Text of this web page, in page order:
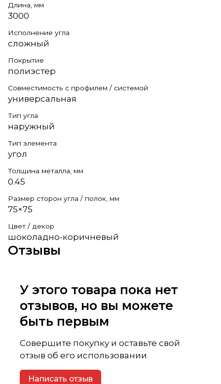
Длина, мм
3000
Исполнение угла
сложный
Покрытие
полиэстер
Совместимость с профилем / системой
универсальная
Тип угла
наружный
Тип элемента
угол
Толщина металла, мм
0.45
Размер сторон угла / полок, мм
75×75
Цвет / декор
шоколадно-коричневый
Отзывы
У этого товара пока нет
отзывов, но вы можете
быть первым
Совершите покупку и оставьте свой
отзыв об его использовании
Написать отзыв